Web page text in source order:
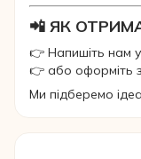
📲 ЯК
👉 Напишіть нам
👉 або оформіть
Ми підберемо